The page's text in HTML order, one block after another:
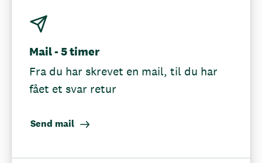
Mail - 5 timer
Fra du har skrevet en mail, til du har
fået et svar retur
Send mail